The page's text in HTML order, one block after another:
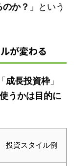
か？ 」という
が変わる
成長投資枠」
うかは目的に
投資スタイル例